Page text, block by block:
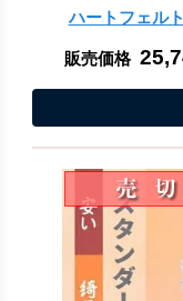
ハートフェル
販売価格